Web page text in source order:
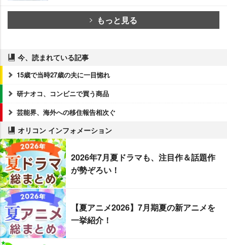
もっと見る
今、読まれている記事
15歳で当時27歳の夫に一目惚れ
研ナオコ、コンビニで買う商品
芸能界、海外への移住報告相次ぐ
オリコン インフォメーション
2026年7月夏ドラマも、注目作＆話題作
が勢ぞろい！
【夏アニメ2026】7月期夏の新アニメを
一挙紹介！